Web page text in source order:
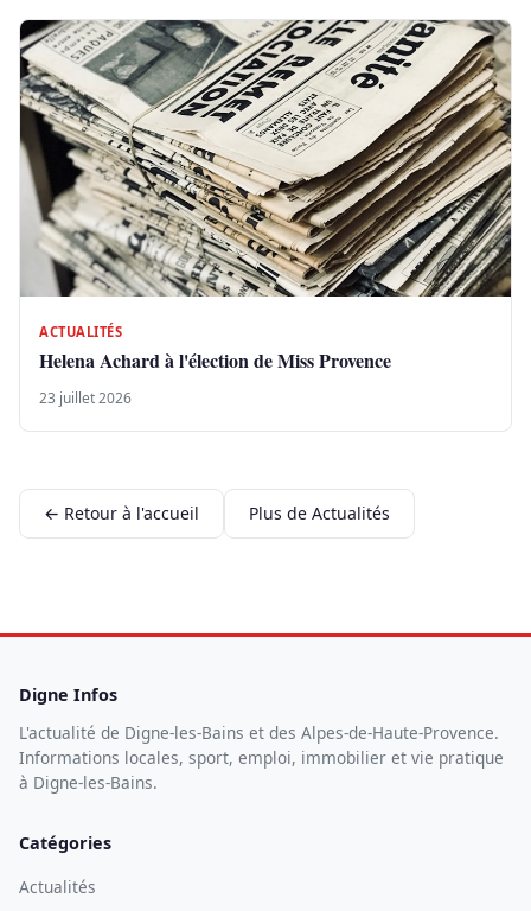
ACTUALITÉS
Helena Achard à l'élection de Miss Provence
23 juillet 2026
← Retour à l'accueil Plus de Actualités
Digne Infos
L'actualité de Digne-les-Bains et des Alpes-de-Haute-Provence.
Informations locales, sport, emploi, immobilier et vie pratique
à Digne-les-Bains.
Catégories
Actualités